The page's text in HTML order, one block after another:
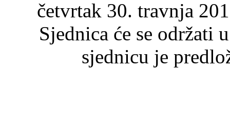
četvrtak 30. travnja
Sjednica će se održati
sjednicu je